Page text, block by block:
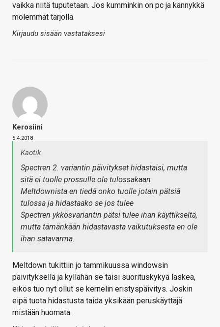
vaikka niitä tuputetaan. Jos kumminkin on pc ja kännykkä
molemmat tarjolla.
Kirjaudu sisään vastataksesi
Kerosiini
5.4.2018
Kaotik
Spectren 2. variantin päivitykset hidastaisi, mutta
sitä ei tuolle prossulle ole tulossakaan
Meltdownista en tiedä onko tuolle jotain pätsiä
tulossa ja hidastaako se jos tulee
Spectren ykkösvariantin pätsi tulee ihan käyttikseltä,
mutta tämänkään hidastavasta vaikutuksesta en ole
ihan satavarma.
Meltdown tukittiin jo tammikuussa windowsin
päivityksellä ja kyllähän se taisi suorituskykyä laskea,
eikös tuo nyt ollut se kernelin eristyspäivitys. Joskin
eipä tuota hidastusta taida yksikään peruskäyttäjä
mistään huomata.